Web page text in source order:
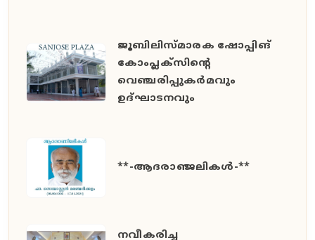
ജൂബിലിസ്മാരക ഷോപ്പിങ്
കോംപ്ലക്സിന്റെ
വെഞ്ചരിപ്പുകർമവും
ഉദ്ഘാടനവും
**-ആദരാഞ്ജലികൾ-**
നവീകരിച്ച